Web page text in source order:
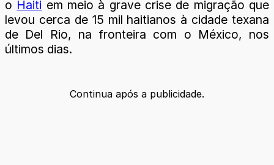
o Haiti em meio à grave crise de migração que
levou cerca de 15 mil haitianos à cidade texana
de Del Rio, na fronteira com o México, nos
últimos dias.
Continua após a publicidade.